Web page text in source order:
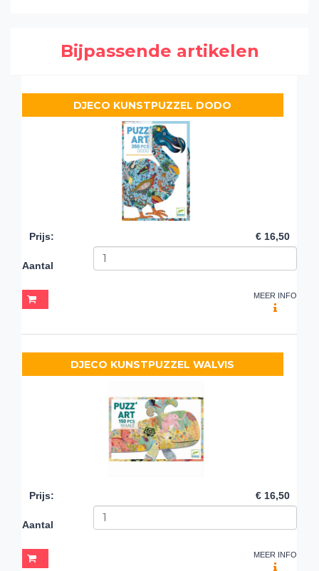
Bijpassende artikelen
DJECO KUNSTPUZZEL DODO
Prijs: € 16,50
Aantal
MEER INFO
DJECO KUNSTPUZZEL WALVIS
Prijs: € 16,50
Aantal
MEER INFO